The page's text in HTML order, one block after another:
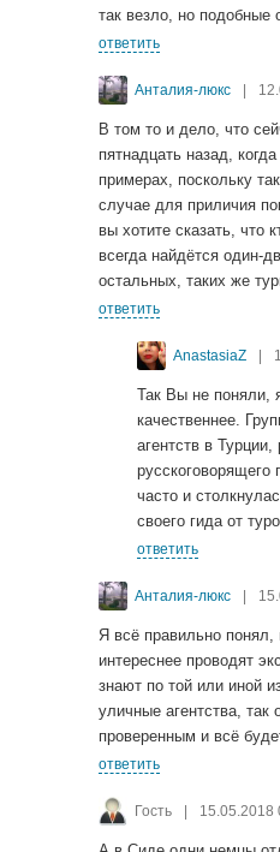
так везло, но подобные
ответить
Анталия-люкс |
В том то и дело, что
пятнадцать назад,
примерах, поскольку
случае для приличия
вы хотите сказать, что
всегда найдётся один-
остальных, таких же
ответить
AnastasiaZ |
Так Вы не поняли,
качественнее.
агентств в
русскоговорящего
часто и
своего гида от
ответить
Анталия-люкс |
Я всё правильно
интереснее проводят
знают по той или иной
уличные агентства, так
проверенным и всё
ответить
Гость | 15.05.2018